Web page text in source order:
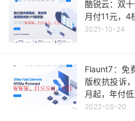
酷锐云：双
月付11元，4
2021-10-24
Flaunt7：免
版权抗投诉
月起，年付
2022-05-20